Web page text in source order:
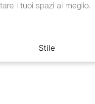
i tuoi spazi al meglio.
Stile